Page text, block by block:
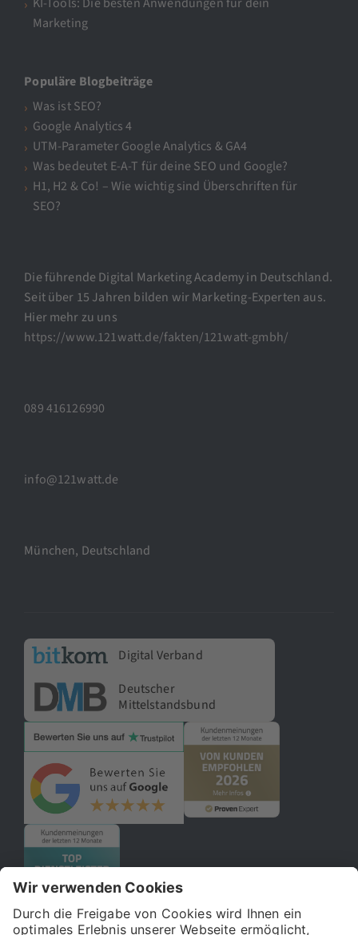
Marketing
Populäre Blogbeiträge
Was ist SEO?
Google Analytics 4
UTM-Parameter Google Analytics & GA4
Was bedeutet E-A-T für deine SEO und Google?
H1, H2 & Co! – Wie wichtig sind Überschriften für
SEO?
Die führende Digital Marketing Academy in Deutschland.
Seit über 15 Jahren bilden wir Marketing-Experten aus.
Hier mehr zu uns
https://www.121watt.de/fakten/121watt-gmbh/
089 416126990
info@121watt.de
München, Deutschland
Digital Verband
Deutscher
Mittelstandsbund